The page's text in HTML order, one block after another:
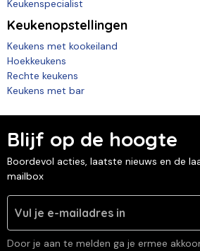
Keukenspecialist
Keukenopstellingen
Keukens met kookeiland
Hoekkeukens
Rechte keukens
Keukens met bar
Blijf op de hoogte
Boordevol acties, laatste nieuws en de
mailbox
Door je aan te melden ga je ermee